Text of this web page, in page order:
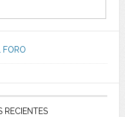
FORO
RECIENTES